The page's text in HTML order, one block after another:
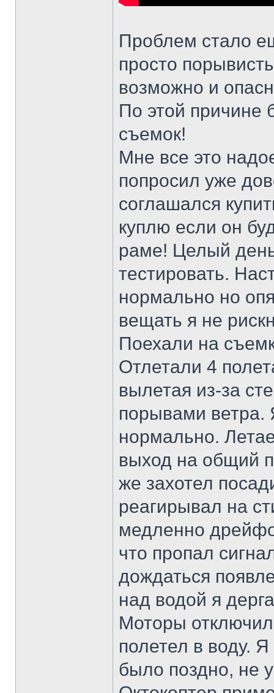
Проблем стало
просто
возможно и
По этой причине
съемок!
Мне все это
попросил уже
соглашался
куплю если он
раме! Целый
тестировать.
нормально но
вещать я не
Поехали на
Отлетали 4
вылетая из-за
порывами ветра.
нормально.
выход на общий
же захотел
реагирывал на
медленно
что пропал
дождаться
над водой я
Моторы
полетел в воду.
было поздно, не